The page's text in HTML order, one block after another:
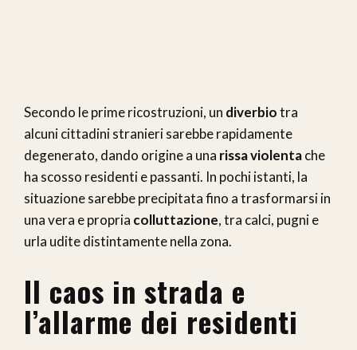
Secondo le prime ricostruzioni, un diverbiotra
alcuni cittadini stranieri sarebbe rapidamente
degenerato, dando origine a una rissa violentache
ha scosso residenti e passanti. In pochi istanti, la
situazione sarebbe precipitata fino a trasformarsi in
una vera e propria colluttazione, tra calci, pugni e
urla udite distintamente nella zona.
Il caos in strada e
l’allarme dei residenti